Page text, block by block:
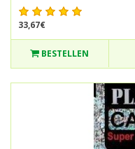
33,67€
BESTELLEN